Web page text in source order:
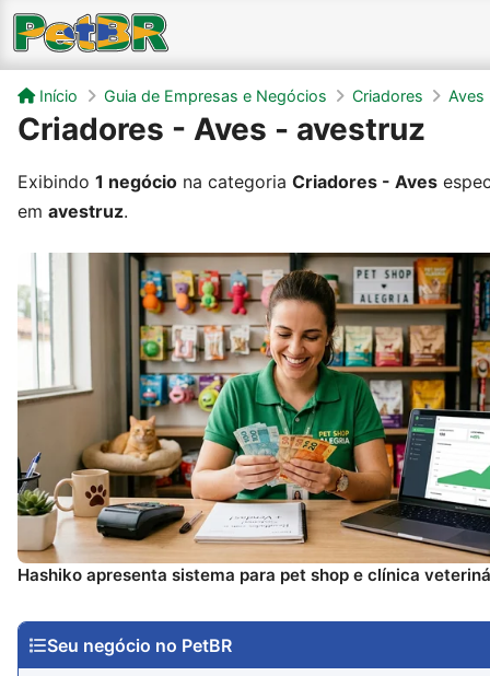
Início Guia de Empresas e Negócios Criadores Aves
Criadores - Aves - avestruz
Exibindo 1 negócio na categoria Criadores - Aves
em avestruz.
Hashiko apresenta sistema para pet shop e clínica
Seu negócio no PetBR